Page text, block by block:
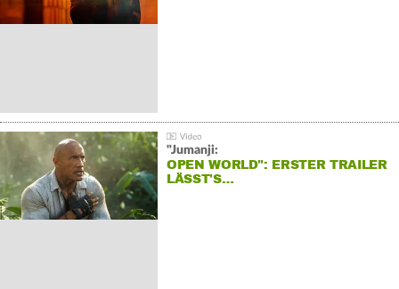
"Jumanji:
OPEN WORLD": ERSTER TRAILER
LÄSST'S…